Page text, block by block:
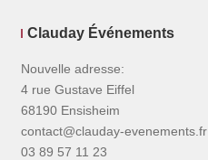
Clauday Événements
Nouvelle adresse:
4 rue Gustave Eiffel
68190 Ensisheim
contact@clauday-evenements.fr
03 89 57 11 23